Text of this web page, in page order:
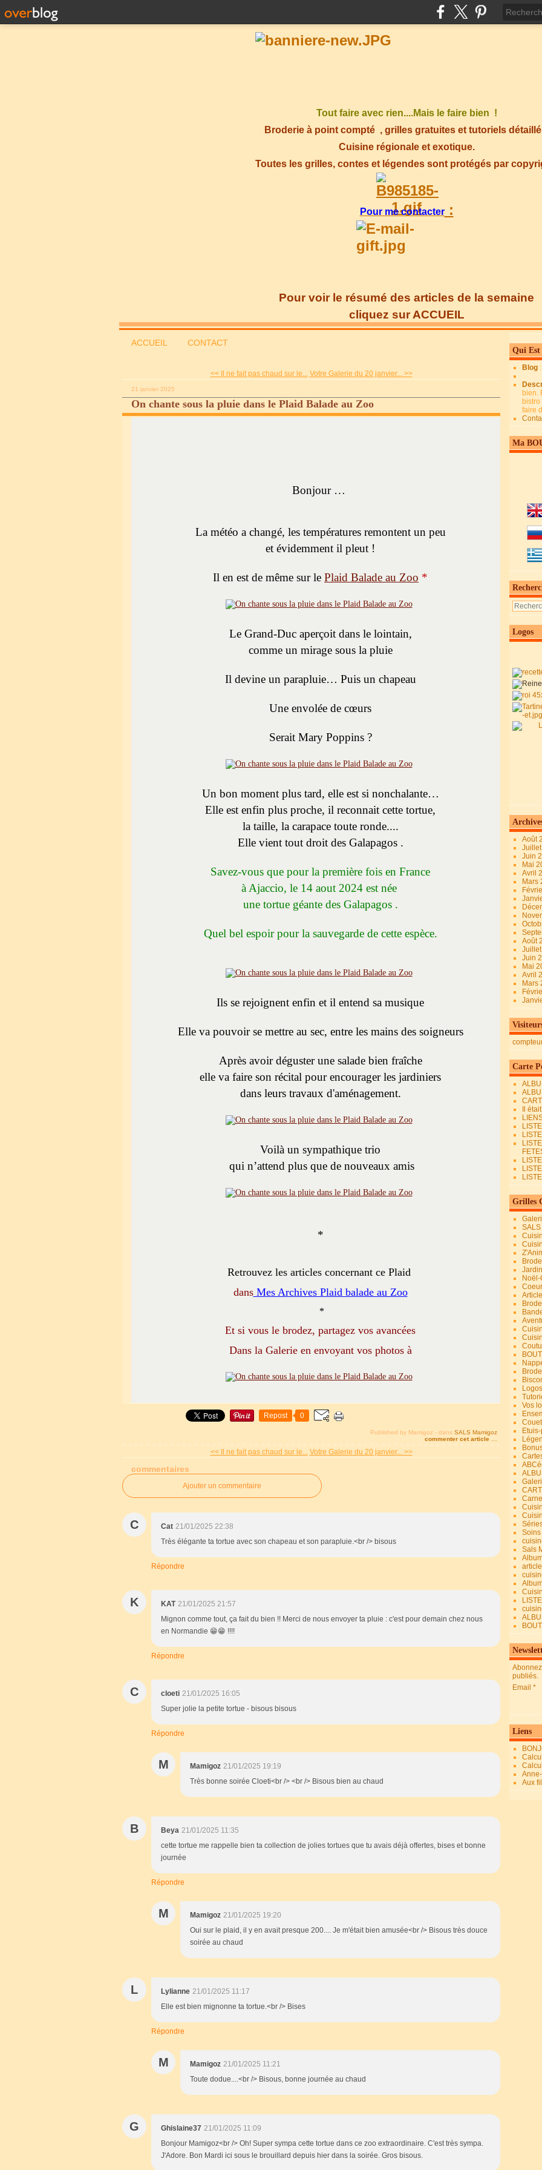
Tout faire avec rien....Mais le faire bien !
Broderie à point compté , grilles gratuites et tutoriels
Cuisine régionale et exotique.
Toutes les grilles, contes et légendes sont protégés par
Pour me contacter:
Pour voir le résumé des articles de la semaine
cliquez sur ACCUEIL
ACCUEIL CONTACT
<< Il ne fait pas chaud sur le... Votre Galerie du 20 janvier... >>
21 janvier 2025
On chante sous la pluie dans le Plaid Balade au Zoo
Bonjour …
La météo a changé, les températures remontent un peu
et évidemment il pleut !
Il en est de même sur le Plaid Balade au Zoo *
Le Grand-Duc aperçoit dans le lointain,
comme un mirage sous la pluie
Il devine un parapluie… Puis un chapeau
Une envolée de cœurs
Serait Mary Poppins ?
Un bon moment plus tard, elle est si nonchalante…
Elle est enfin plus proche, il reconnait cette tortue,
la taille, la carapace toute ronde....
Elle vient tout droit des Galapagos .
Savez-vous que pour la première fois en France
à Ajaccio, le 14 aout 2024 est née
une tortue géante des Galapagos .
Quel bel espoir pour la sauvegarde de cette espèce.
Ils se rejoignent enfin et il entend sa musique
Elle va pouvoir se mettre au sec, entre les mains des soigneurs
Après avoir déguster une salade bien fraîche
elle va faire son récital pour encourager les jardiniers
dans leurs travaux d'aménagement.
Voilà un sympathique trio
qui n’attend plus que de nouveaux amis
*
Retrouvez les articles concernant ce Plaid
dansMes Archives Plaid balade au Zoo
*
Et si vous le brodez, partagez vos avancées
Dans la Galerie en envoyant vos photos à
Repost 0
Published by Mamigoz - dans SALS Mamigoz
commenter cet article
<< Il ne fait pas chaud sur le... Votre Galerie du 20 janvier... >>
commentaires
Ajouter un commentaire
C Cat 21/01/2025 22:38
Très élégante ta tortue avec son chapeau et son parapluie.<br /> bisous
Répondre
K KAT 21/01/2025 21:57
Mignon comme tout, ça fait du bien !! Merci de nous envoyer ta pluie : c'est pour demain chez nous
en Normandie 😁😁 !!!!
Répondre
C cloeti 21/01/2025 16:05
Super jolie la petite tortue - bisous bisous
Répondre
M Mamigoz 21/01/2025 19:19
Très bonne soirée Cloeti<br /> <br /> Bisous bien au chaud
B Beya 21/01/2025 11:35
cette tortue me rappelle bien ta collection de jolies tortues que tu avais déjà offertes, bises et bonne
journée
Répondre
M Mamigoz 21/01/2025 19:20
Oui sur le plaid, il y en avait presque 200.... Je m'était bien amusée<br /> Bisous très douce
soirée au chaud
L Lylianne 21/01/2025 11:17
Elle est bien mignonne ta tortue.<br /> Bises
Répondre
M Mamigoz 21/01/2025 11:21
Toute dodue....<br /> Bisous, bonne journée au chaud
G Ghislaine37 21/01/2025 11:09
Bonjour Mamigoz<br /> Oh! Super sympa cette tortue dans ce zoo extraordinaire. C'est très sympa.
J'Adore. Bon Mardi ici sous le brouillard depuis hier dans la soirée. Gros bisous.
Qui Est
Blog
bien.
faire
Ma
Logos
Août
Juin
Mai
Avril
Mars
Août
Juin
Mai
Avril
Mars
Carte
Il
Grilles
Vos
Sals
article
publiés.
Email
Liens
Aux